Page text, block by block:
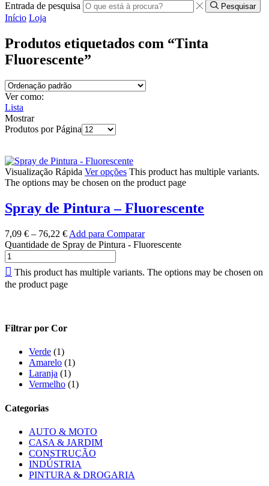
Entrada de pesquisa
Pesquisar
Início Loja
Produtos etiquetados com “Tinta
Fluorescente”
Ver como:
Lista
Mostrar
Produtos por Página
Visualização Rápida Ver opções This product has multiple variants.
The options may be chosen on the product page
Spray de Pintura – Fluorescente
7,09 € – 76,22 € Add para Comparar
Quantidade de Spray de Pintura - Fluorescente
This product has multiple variants. The options may be chosen on
the product page
Filtrar por Cor
Verde (1)
Amarelo (1)
Laranja (1)
Vermelho (1)
Categorias
AUTO & MOTO
CASA & JARDIM
CONSTRUÇÃO
INDÚSTRIA
PINTURA & DROGARIA